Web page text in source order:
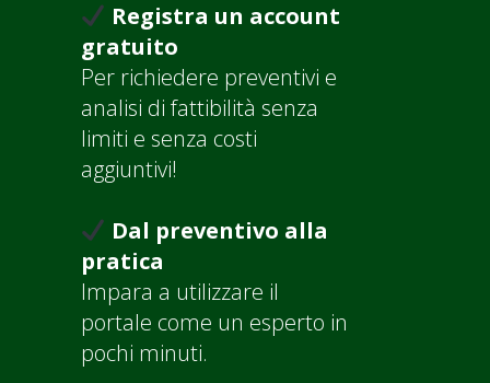
Registra un account
gratuito
Per richiedere preventivi e
analisi di fattibilità senza
limiti e senza costi
aggiuntivi!
Dal preventivo alla
pratica
Impara a utilizzare il
portale come un esperto in
pochi minuti.